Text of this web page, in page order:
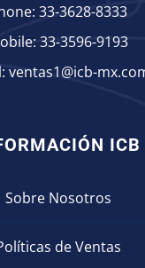
33-3628-8333
33-3596-9193
ventas1@icb-
ICB
Sobre Nosotros
de Ventas